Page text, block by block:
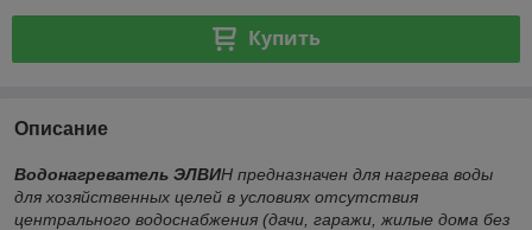
Купить
Описание
Водонагреватель ЭЛВИН предназначен для нагрева воды
для хозяйственных целей в условиях отсутствия
центрального водоснабжения (дачи, гаражи, жилые дома без